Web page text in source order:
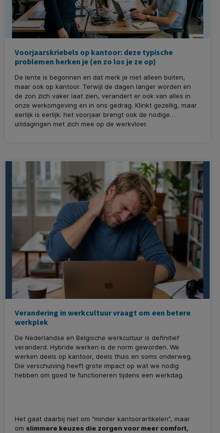
Voorjaarskriebels op kantoor: deze typische
problemen herken je (en zo los je ze op)
De lente is begonnen en dat merk je niet alleen buiten,
maar ook op kantoor. Terwijl de dagen langer worden en
de zon zich vaker laat zien, verandert er ook van alles in
onze werkomgeving en in ons gedrag. Klinkt gezellig, maar
eerlijk is eerlijk: het voorjaar brengt ook de nodige
uitdagingen met zich mee op de werkvloer.
Verandering in werkcultuur vraagt om een betere
werkplek
De Nederlandse en Belgische werkcultuur is definitief
veranderd. Hybride werken is de norm geworden. We
werken deels op kantoor, deels thuis en soms onderweg.
Die verschuiving heeft grote impact op wat we nodig
hebben om goed te functioneren tijdens een werkdag.
Het gaat daarbij niet om “minder kantoorartikelen”, maar
om slimmere keuzes die zorgen voor meer comfort,